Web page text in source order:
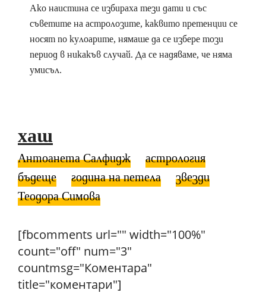
Ако наистина се избираха тези дати и със
съветите на астролозите, каквито претенции се
носят по кулоарите, нямаше да се избере този
период в никакъв случай. Да се надяваме, че няма
умисъл.
хаш
Антоанета Салфидж
астрология
бъдеще
година на петела
звезди
Теодора Симова
[fbcomments url="" width="100%"
count="off" num="3"
countmsg="Коментара"
title="коментари"]